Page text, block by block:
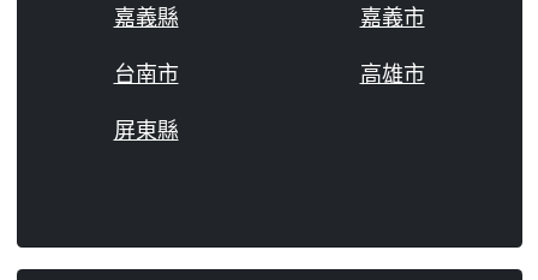
嘉義縣
嘉義市
台南市
高雄市
屏東縣